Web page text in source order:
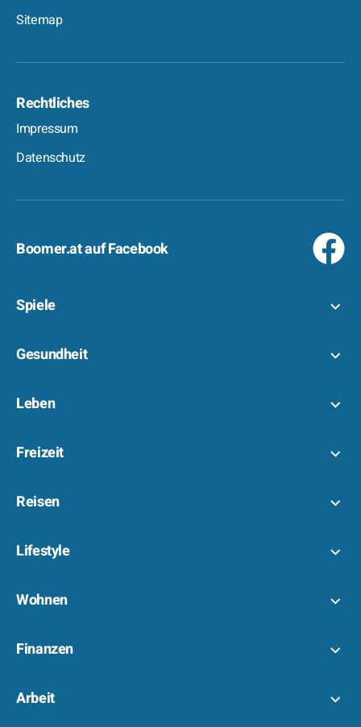
Sitemap
Rechtliches
Impressum
Datenschutz
Boomer.at auf Facebook
Spiele
Gesundheit
Leben
Freizeit
Reisen
Lifestyle
Wohnen
Finanzen
Arbeit